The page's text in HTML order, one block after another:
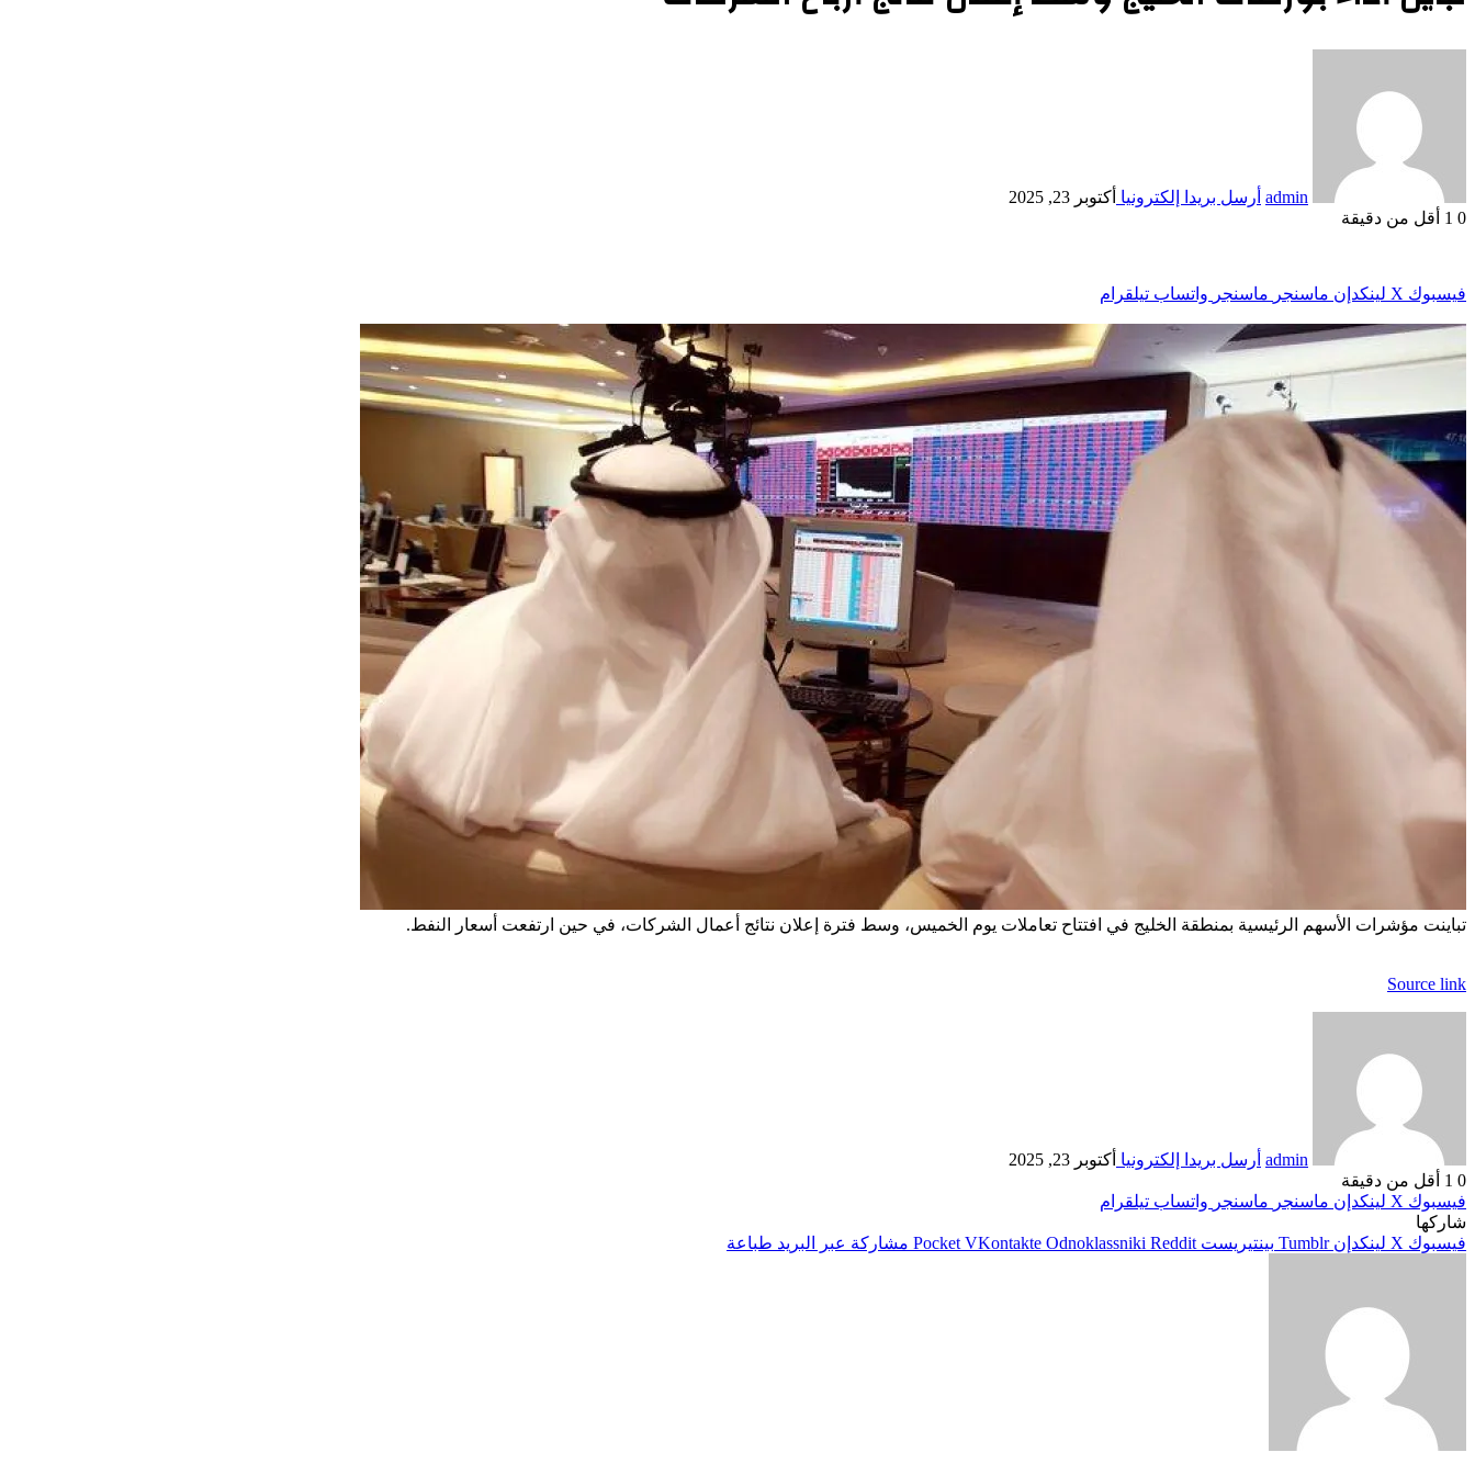
admin أرسل بريدا إلكترونيا أكتوبر 23, 2025
0
أقل من دقيقة
فيسبوك ‫X لينكدإن ماسنجر ماسنجر واتساب تيلقرام
تباينت مؤشرات الأسهم الرئيسية بمنطقة الخليج في افتتاح تعاملات يوم الخميس، وسط فترة إعلان نتائج أعمال الشركات، في حين ارتفعت أسعار النفط.
Source link
admin أرسل بريدا إلكترونيا أكتوبر 23, 2025
0
أقل من دقيقة
فيسبوك ‫X لينكدإن ماسنجر ماسنجر واتساب تيلقرام
شاركها
فيسبوك ‫X لينكدإن بينتيريست Odnoklassniki
‫Pocket مشاركة عبر البريد طباعة